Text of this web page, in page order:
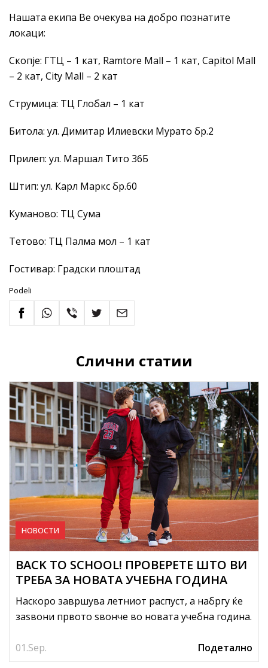
Нашата екипа Ве очекува на добро познатите
локаци:
Скопје: ГТЦ – 1 кат, Ramtore Mall – 1 кат, Capitol Mall
– 2 кат, City Mall – 2 кат
Струмица: ТЦ Глобал – 1 кат
Битола: ул. Димитар Илиевски Мурато бр.2
Прилеп: ул. Маршал Тито 36Б
Штип: ул. Карл Маркс бр.60
Куманово: ТЦ Сума
Тетово: ТЦ Палма мол – 1 кат
Гостивар: Градски плоштад
Podeli
Слични статии
01.Sep.
НОВОСТИ
BACK TO SCHOOL! ПРОВЕРЕТЕ ШТО ВИ
ТРЕБА ЗА НОВАТА УЧЕБНА ГОДИНА
Наскоро завршува летниот распуст, а набргу ќе
заѕвони првото ѕвонче во новата учебна година.
Подетално